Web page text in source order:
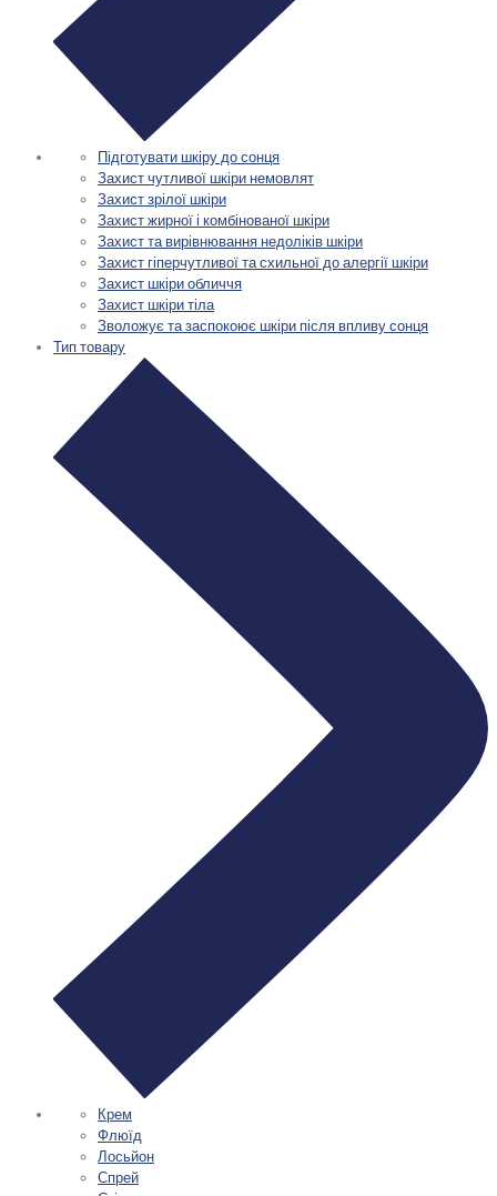
Підготувати шкіру до сонця
Захист чутливої шкіри немовлят
Захист зрілої шкіри
Захист жирної і комбінованої шкіри
Захист та вирівнювання недоліків шкіри
Захист гіперчутливої та схильної до алергії шкіри
Захист шкіри обличчя
Захист шкіри тіла
Зволожує та заспокоює шкіри після впливу сонця
Тип товару
Крем
Флюїд
Лосьйон
Спрей